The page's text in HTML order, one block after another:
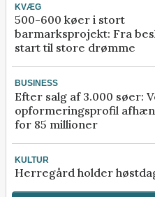
KVÆG
500-600 køer i stort
barmarksprojekt: Fra
start til store drømme
BUSINESS
Efter salg af 3.000 søer:
opformeringsprofil
for 85 millioner
KULTUR
Herregård holder